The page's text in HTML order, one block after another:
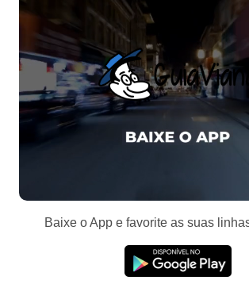
Baixe o App e favorite as suas